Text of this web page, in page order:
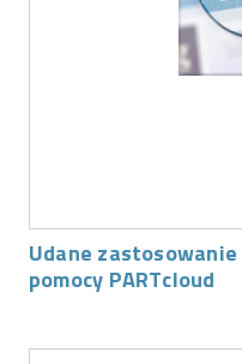
Udane
pomocy PARTcloud